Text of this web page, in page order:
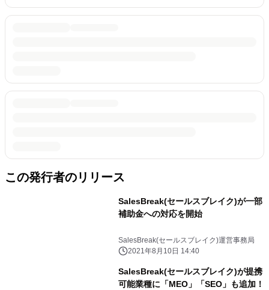
この発行者のリリース
SalesBreak(セールスブレイク)が一部
補助金への対応を開始
SalesBreak(セールスブレイク)運営事務局
2021年8月10日 14:40
SalesBreak(セールスブレイク)が提携
可能業種に「MEO」「SEO」も追加！